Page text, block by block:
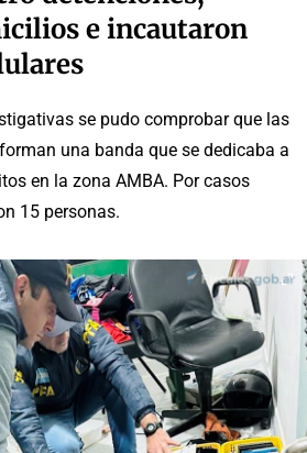
e incautaron
se pudo comprobar que las
una banda que se dedicaba a
en la zona AMBA. Por casos
15 personas.